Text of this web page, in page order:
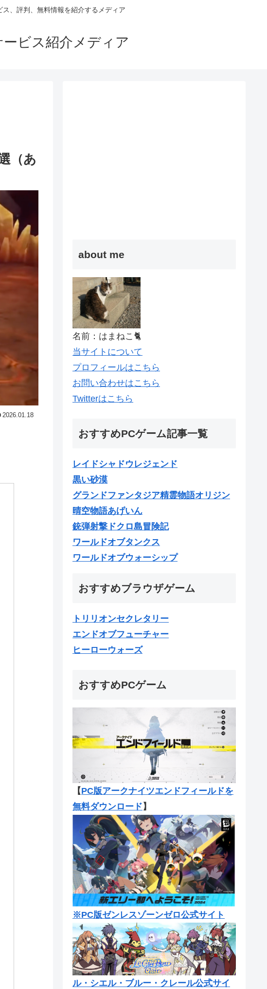
、評判、無料情報を紹介するメディア
ビス紹介メディア
（あ
2026.01.18
about me
名前：はまねこ🐈
当サイトについて
プロフィールはこちら
お問い合わせはこちら
Twitterはこちら
おすすめPCゲーム記事一覧
レイドシャドウレジェンド
黒い砂漠
グランドファンタジア精霊物語オリジン
晴空物語あげいん
銃弾射撃ドクロ島冒険記
ワールドオブタンクス
ワールドオブウォーシップ
おすすめブラウザゲーム
トリリオンセクレタリー
エンドオブフューチャー
ヒーローウォーズ
おすすめPCゲーム
【PC版アークナイツエンドフィールドを
無料ダウンロード 】
※PC版ゼンレスゾーンゼロ公式サイト
ル・シエル・ブルー・クレール公式サイ